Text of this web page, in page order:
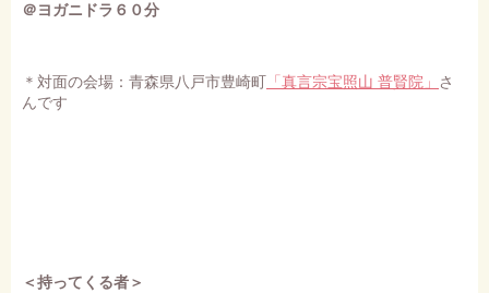
＠ヨガニドラ６０分
＊対面の会場：青森県八戸市豊崎町 「真言宗宝照山 普賢院」
さ
んです
＜持ってくる者＞